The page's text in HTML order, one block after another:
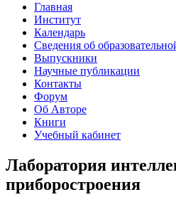
Главная
Институт
Календарь
Сведения об
Выпускники
Научные публикации
Контакты
Форум
Об Авторе
Книги
Учебный кабинет
Лаборатория
приборостроения